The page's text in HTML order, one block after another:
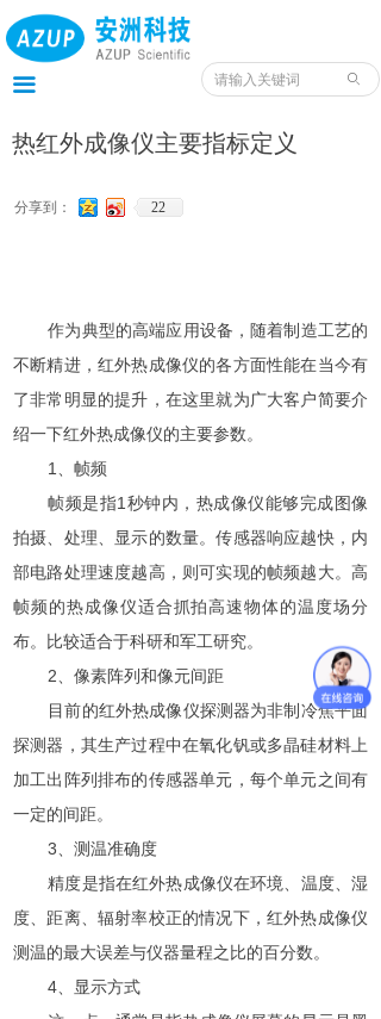
끀
首页
产品
服务
服务预约入口
资料
ꄙ
热红外成像仪主要指标定义
作为典型的高端应用设备，随着制造工艺的
不断精进，红外热成像仪的各方面性能在当今有
了非常明显的提升，在这里就为广大客户简要介
绍一下红外热成像仪的主要参数。
1、帧频
帧频是指1秒钟内，热成像仪能够完成图像
拍摄、处理、显示的数量。传感器响应越快，内
部电路处理速度越高，则可实现的帧频越大。高
帧频的热成像仪适合抓拍高速物体的温度场分
布。比较适合于科研和军工研究。
2、像素阵列和像元间距
目前的红外热成像仪探测器为非制冷焦平面
探测器，其生产过程中在氧化钒或多晶硅材料上
加工出阵列排布的传感器单元，每个单元之间有
一定的间距。
3、测温准确度
精度是指在红外热成像仪在环境、温度、湿
度、距离、辐射率校正的情况下，红外热成像仪
测温的最大误差与仪器量程之比的百分数。
4、显示方式
分享到： 22